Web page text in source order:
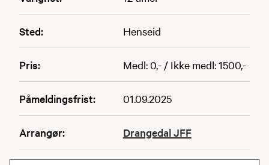
Sted: Henseid
Pris: Medl: 0,- / Ikke medl: 1500,-
Påmeldingsfrist: 01.09.2025
Arrangør: Drangedal JFF